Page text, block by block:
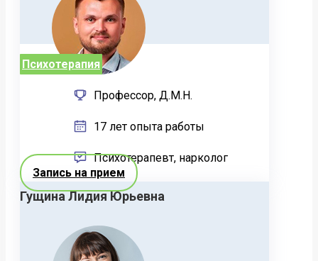
Психотерапия
Профессор, Д.М.Н.
17 лет опыта работы
Психотерапевт, нарколог
Запись на прием
Гущина Лидия Юрьевна